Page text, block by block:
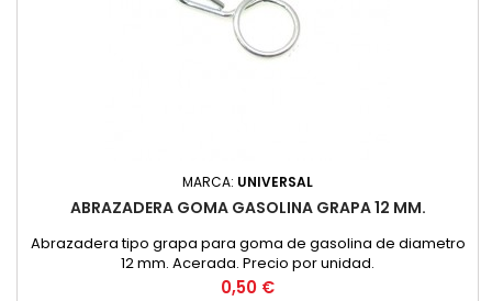
MARCA: UNIVERSAL
ABRAZADERA GOMA GASOLINA GRAPA 12 MM.
Abrazadera tipo grapa para goma de gasolina de diametro
12 mm. Acerada. Precio por unidad.
Precio
0,50 €